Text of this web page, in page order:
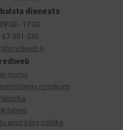
mums
noteikumi
apstrādes politika
dienests
- 17:30
67-501-335